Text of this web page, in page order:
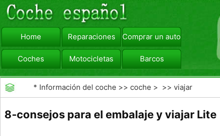
Home Reparaciones Comprar un automóvil
Coches Motocicletas Barcos
viajar Camiones
* Información del coche >>coche > >>viajar
8-consejos para el embalaje y viajar Lite